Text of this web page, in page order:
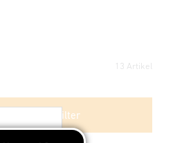
×
13 Artikel
Weitere Filter